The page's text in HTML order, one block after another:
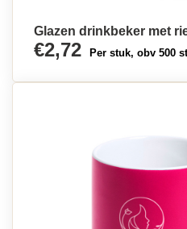
Glazen drinkbeker met
€2,72 Per stuk, obv 500